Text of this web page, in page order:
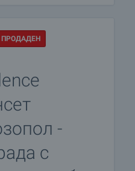
ПРОДАДЕН
-
с